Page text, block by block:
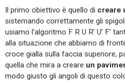
Il primo obiettivo è quello di creare
sistemando correttamente gli
usiamo l’algoritmo F R U R’ U’ F’
alla situazione che abbiamo di
croce gialla sulla faccia superiore,
quella che mira a creare un
modo giusto gli angoli di questo